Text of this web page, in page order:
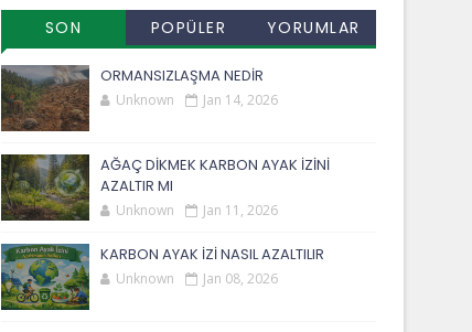
SON
EKLENENLER
POPÜLER
YORUMLAR
ORMANSIZLAŞMA NEDİR
Unknown Jan 14, 2026
AĞAÇ DİKMEK KARBON AYAK İZİNİ
AZALTIR MI
Unknown Jan 11, 2026
KARBON AYAK İZİ NASIL AZALTILIR
Unknown Jan 08, 2026